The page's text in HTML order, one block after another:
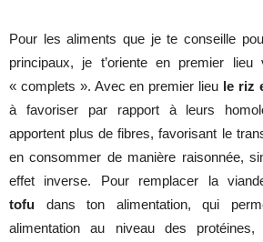
Pour les aliments que je te conseille
principaux, je t’oriente en premier
« complets ». Avec en premier lieu le riz
à favoriser par rapport à leurs
apportent plus de fibres, favorisant le
en consommer de manière raisonnée,
effet inverse. Pour remplacer la
tofu dans ton alimentation, qui
alimentation au niveau des